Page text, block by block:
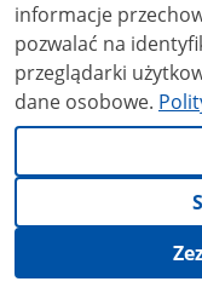
informacje
pozwalać na
przeglądarki
dane osobowe.